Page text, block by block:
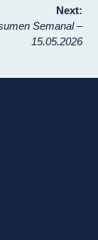
Next:
Semanal –
15.05.2026